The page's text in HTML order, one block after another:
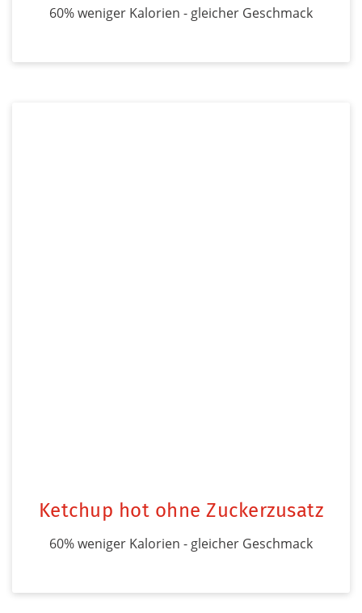
60% weniger Kalorien - gleicher Geschmack
Ketchup hot ohne Zuckerzusatz
60% weniger Kalorien - gleicher Geschmack